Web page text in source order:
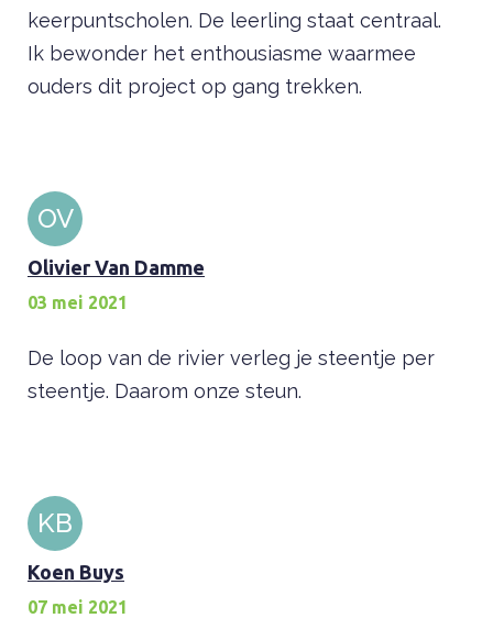
keerpuntscholen. De leerling staat centraal.
Ik bewonder het enthousiasme waarmee
ouders dit project op gang trekken.
OV
Olivier Van Damme
03 mei 2021
De loop van de rivier verleg je steentje per
steentje. Daarom onze steun.
KB
Koen Buys
07 mei 2021